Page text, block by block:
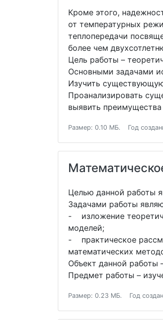
Кроме этого,
от температурных
теплопередачи
более чем
Цель работы –
Основными задачами
Изучить
Проанализировать
выявить преимущества
Размер: 0.10 МБ. Год
Целью данной работы
Задачами работы
- изложение
моделей;
- практическое
математических
Объект данной работы
Предмет работы –
Размер: 0.23 МБ. Год